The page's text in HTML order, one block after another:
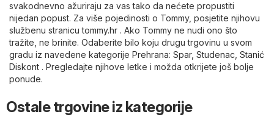
svakodnevno ažuriraju za vas tako da nećete propustiti
nijedan popust. Za više pojedinosti o Tommy, posjetite njihovu
službenu stranicutommy.hr . Ako Tommy ne nudi ono što
tražite, ne brinite. Odaberite bilo koju drugu trgovinu u svom
gradu iz navedene kategorije Prehrana: Spar, Studenac Stanić
Diskont . Pregledajte njihove letke i možda otkrijete još bolje
ponude.
Ostale trgovine iz kategorije